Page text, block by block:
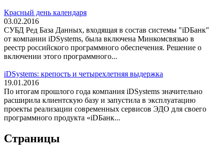
Красный день календаря
03.02.2016
СУБД Ред База Данных, входящая в состав системы "iDБанк"
от компании iDSystems, была включена Минкомсвязью в
реестр российского программного обеспечения. Решение о
включении этого программного...
iDSystems: крепость и четырехлетняя выдержка
19.01.2016
По итогам прошлого года компания iDSystems значительно
расширила клиентскую базу и запустила в эксплуатацию
проекты реализации современных сервисов ЭДО для своего
программного продукта «iDБанк...
Страницы